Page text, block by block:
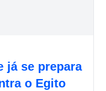
já se prepara
o Egito